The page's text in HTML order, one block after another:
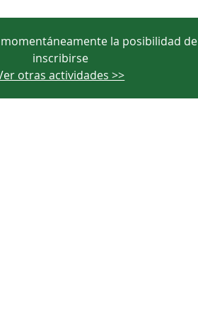
la posibilidad de
inscribirse
otras actividades >>